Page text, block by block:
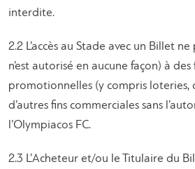
interdite.
2.2 L’accès au Stade avec un Billet
n’est autorisé en aucune façon) à
promotionnelles (y compris loteries,
d’autres fins commerciales sans
l’Olympiacos FC.
2.3 L’Acheteur et/ou le Titulaire du